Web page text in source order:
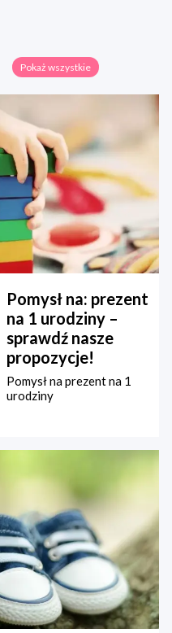
Pokaż wszystkie
Pomysł na: prezent
na 1 urodziny –
sprawdź nasze
propozycje!
Pomysł na prezent na 1
urodziny